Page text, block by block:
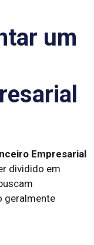
um
Empresarial
dividido em
geralmente